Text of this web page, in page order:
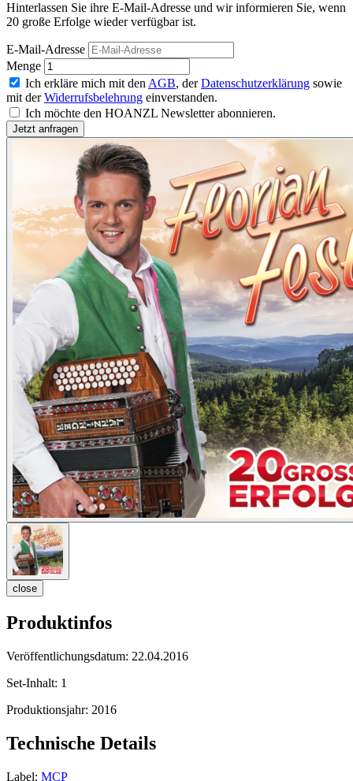
Hinterlassen Sie ihre E-Mail-Adresse und wir informieren Sie, wenn
20 große Erfolge wieder verfügbar ist.
E-Mail-Adresse
Menge
Ich erkläre mich mit den AGB, derDatenschutzerklärung sowie
mit derWiderrufsbelehrung einverstanden.
Ich möchte den HOANZL Newsletter abonnieren.
close
Produktinfos
Veröffentlichungsdatum: 22.04.2016
Set-Inhalt: 1
Produktionsjahr: 2016
Technische Details
Label: MCP